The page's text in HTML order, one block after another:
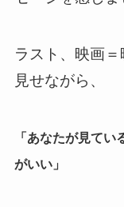
ラスト、映画
見せながら、
「あなたが見て
がいい」